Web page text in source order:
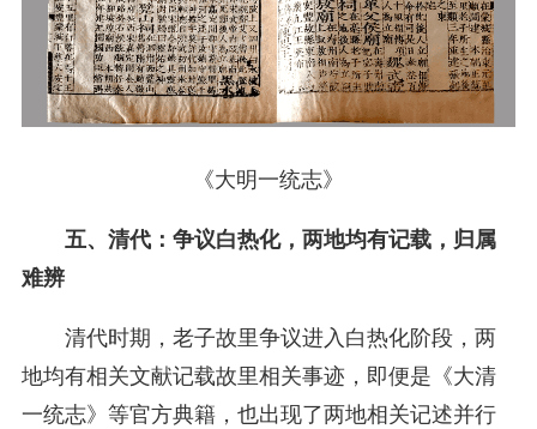
《大明一统志》
五、清代：争议白热化，两地均有记载，归属
难辨
清代时期，老子故里争议进入白热化阶段，两
地均有相关文献记载故里相关事迹，即便是《大清
一统志》等官方典籍，也出现了两地相关记述并行